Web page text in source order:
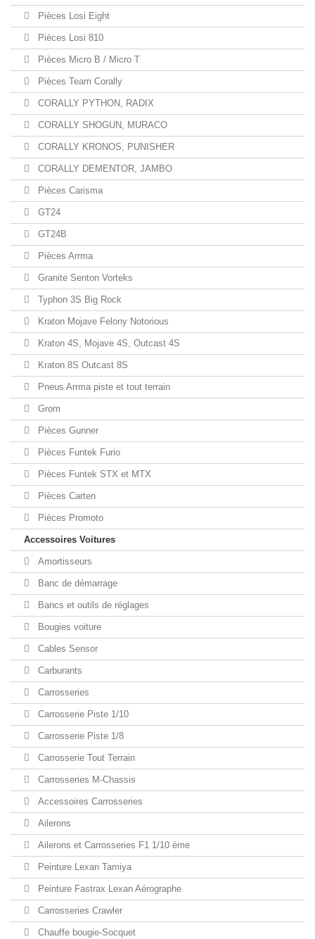
Pièces Losi Eight
Pièces Losi 810
Pièces Micro B / Micro T
Pièces Team Corally
CORALLY PYTHON, RADIX
CORALLY SHOGUN, MURACO
CORALLY KRONOS, PUNISHER
CORALLY DEMENTOR, JAMBO
Pièces Carisma
GT24
GT24B
Pièces Arrma
Granite Senton Vorteks
Typhon 3S Big Rock
Kraton Mojave Felony Notorious
Kraton 4S, Mojave 4S, Outcast 4S
Kraton 8S Outcast 8S
Pneus Arrma piste et tout terrain
Grom
Pièces Gunner
Pièces Funtek Furio
Pièces Funtek STX et MTX
Pièces Carten
Pièces Promoto
Accessoires Voitures
Amortisseurs
Banc de démarrage
Bancs et outils de réglages
Bougies voiture
Cables Sensor
Carburants
Carrosseries
Carrosserie Piste 1/10
Carrosserie Piste 1/8
Carrosserie Tout Terrain
Carrosseries M-Chassis
Accessoires Carrosseries
Ailerons
Ailerons et Carrosseries F1 1/10 ème
Peinture Lexan Tamiya
Peinture Fastrax Lexan Aérographe
Carrosseries Crawler
Chauffe bougie-Socquet